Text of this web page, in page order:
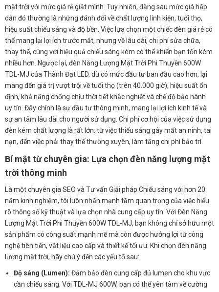
mặt trời với mức giá rẻ giật mình. Tuy nhiên, đằng sau mức giá hấp
dẫn đó thường là những đánh đổi về chất lượng linh kiện, tuổi thọ,
hiệu suất chiếu sáng và độ bền. Việc lựa chọn một chiếc đèn giá rẻ có
thể mang lại lợi ích trước mắt, nhưng về lâu dài, chi phí sửa chữa,
thay thế, cùng với hiệu quả chiếu sáng kém có thể khiến bạn tốn kém
nhiều hơn. Ngược lại, đèn Năng Lượng Mặt Trời Phi Thuyền 600W
TDL-MJ của Thành Đạt LED, dù có mức đầu tư ban đầu cao hơn, lại
mang đến giá trị vượt trội về tuổi thọ (trên 40.000 giờ), hiệu suất ổn
định, khả năng chống chịu thời tiết khắc nghiệt và chế độ bảo hành
uy tín. Đây chính là sự đầu tư thông minh, mang lại lợi ích kinh tế và
sự an tâm lâu dài cho người sử dụng. Chi phí cơ hội của việc sử dụng
đèn kém chất lượng là rất lớn: từ việc thiếu sáng gây mất an ninh, tai
nạn, đến việc phải thay thế thường xuyên, làm tăng chi phí bảo trì.
Bí mật từ chuyên gia: Lựa chọn đèn năng lượng mặt
trời thông minh
Là một chuyên gia SEO và Tư vấn Giải pháp Chiếu sáng với hơn 20
năm kinh nghiệm, tôi luôn nhấn mạnh tầm quan trọng của việc hiểu
rõ thông số kỹ thuật và lựa chọn nhà cung cấp uy tín. Với Đèn Năng
Lượng Mặt Trời Phi Thuyền 600W TDL-MJ, bạn không chỉ sở hữu một
sản phẩm có công suất mạnh mẽ mà còn được hưởng lợi từ công
nghệ tiên tiến, vật liệu cao cấp và thiết kế tối ưu. Khi chọn đèn năng
lượng mặt trời, hãy chú ý đến các yếu tố sau:
Độ sáng (Lumen): Đảm bảo đèn cung cấp đủ lumen cho khu vực
cần chiếu sáng. Với TDL-MJ 600W, bạn có thể yên tâm về cường